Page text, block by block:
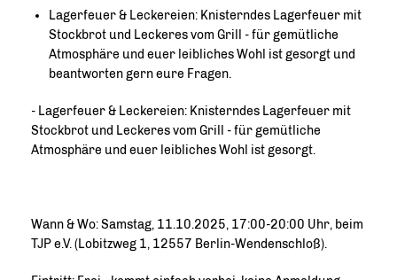
Lagerfeuer & Leckereien: Knisterndes Lagerfeuer mit
Stockbrot und Leckeres vom Grill - für gemütliche
Atmosphäre und euer leibliches Wohl ist gesorgt und
beantworten gern eure Fragen.
- Lagerfeuer & Leckereien: Knisterndes Lagerfeuer mit
Stockbrot und Leckeres vom Grill - für gemütliche
Atmosphäre und euer leibliches Wohl ist gesorgt.
Wann & Wo: Samstag, 11.10.2025, 17:00-20:00 Uhr, beim
TJP e.V. (Lobitzweg 1, 12557 Berlin-Wendenschloß).